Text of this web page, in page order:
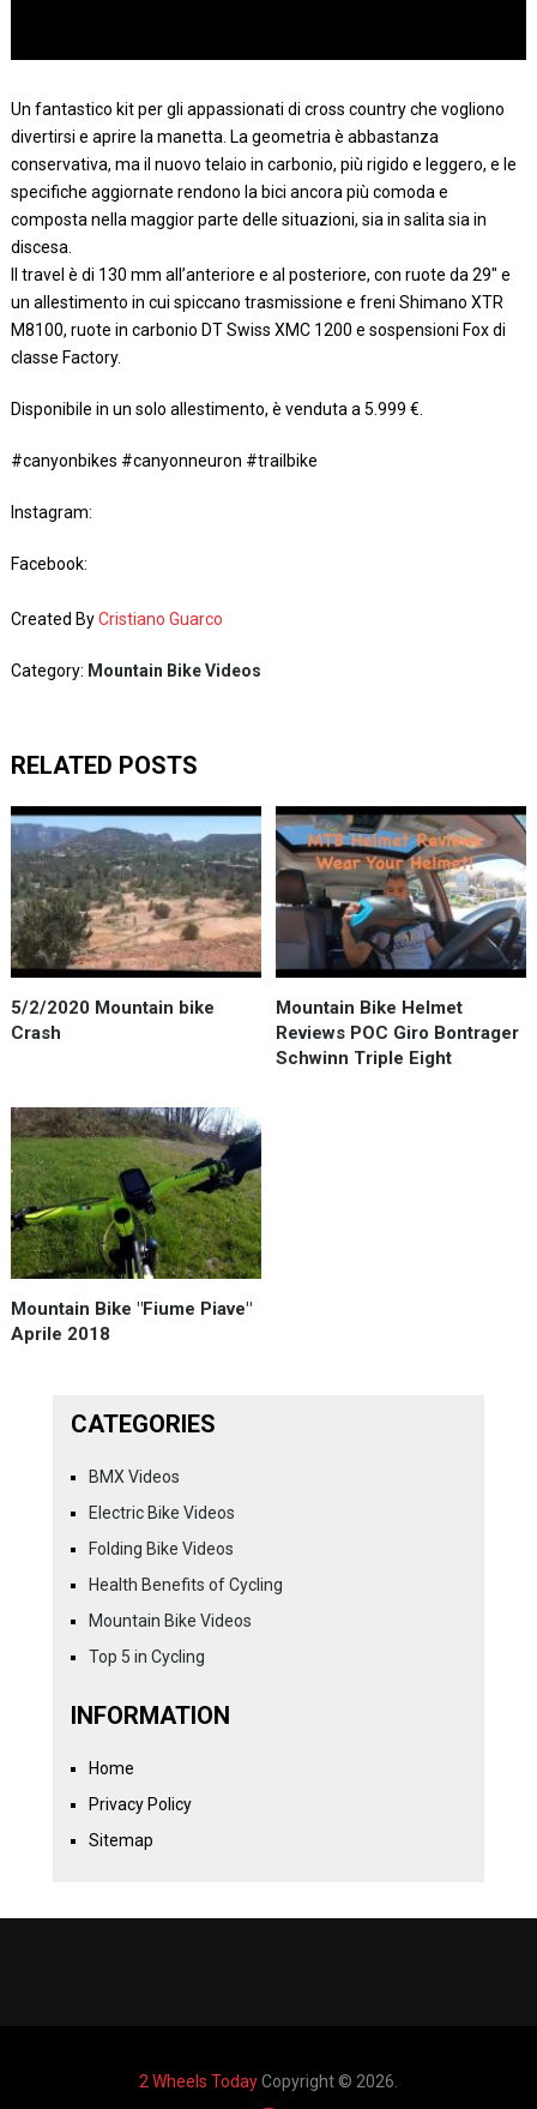
Un fantastico kit per gli appassionati di cross country che vogliono
divertirsi e aprire la manetta. La geometria è abbastanza
conservativa, ma il nuovo telaio in carbonio, più rigido e leggero, e le
specifiche aggiornate rendono la bici ancora più comoda e
composta nella maggior parte delle situazioni, sia in salita sia in
discesa.
Il travel è di 130 mm all’anteriore e al posteriore, con ruote da 29″ e
un allestimento in cui spiccano trasmissione e freni Shimano XTR
M8100, ruote in carbonio DT Swiss XMC 1200 e sospensioni Fox di
classe Factory.
Disponibile in un solo allestimento, è venduta a 5.999 €.
#canyonbikes #canyonneuron #trailbike
Instagram:
Facebook:
Created ByCristiano Guarco
Category: Mountain Bike Videos
RELATED POSTS
5/2/2020 Mountain bike
Crash
Mountain Bike Helmet
Reviews POC Giro Bontrager
Schwinn Triple Eight
Mountain Bike "Fiume Piave"
Aprile 2018
CATEGORIES
BMX Videos
Electric Bike Videos
Folding Bike Videos
Health Benefits of Cycling
Mountain Bike Videos
Top 5 in Cycling
INFORMATION
Home
Privacy Policy
Sitemap
2 Wheels TodayCopyright © 2026.